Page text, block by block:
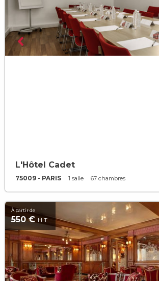
L'Hôtel Cadet
75009 - PARIS 1 salle 67 chambres
À partir de
550 € H.T